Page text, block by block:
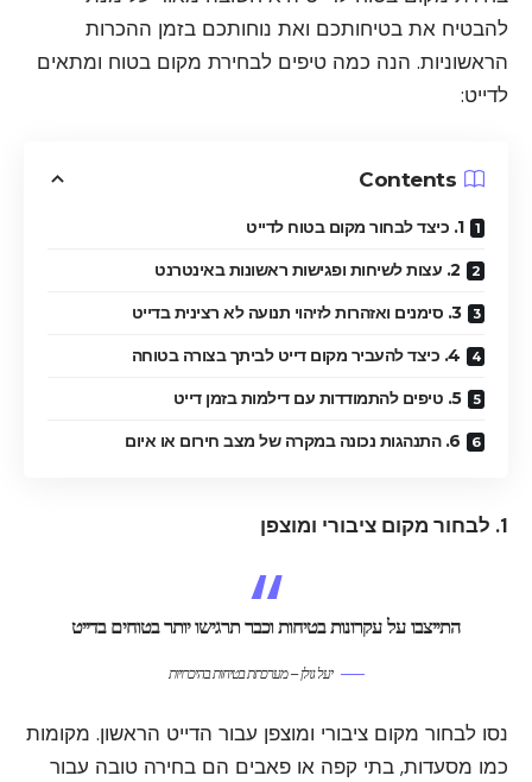
להבטיח את בטיחותכם ואת נוחותכם בזמן ההכרות
הראשוניות. הנה כמה טיפים לבחירת מקום בטוח ומתאים
לדייט:
Contents
1. כיצד לבחור מקום בטוח לדייט
2. עצות לשיחות ופגישות ראשונות באינטרנט
3. סימנים ואזהרות לזיהוי תנועה לא רצינית בדייט
4. כיצד להעביר מקום דייט לביתך בצורה בטוחה
5. טיפים להתמודדות עם דילמות בזמן דייט
6. התנהגות נכונה במקרה של מצב חירום או איום
1. לבחור מקום ציבורי ומוצפן
התייצבו על עקרונות בטיחות וכבר תרגישו יותר בטוחים בדייט
יעל גולן – מערכתת בטיחות בהיכרויות
נסו לבחור מקום ציבורי ומוצפן עבור הדייט הראשון. מקומות
כמו מסעדות, בתי קפה או פאבים הם בחירה טובה עבור